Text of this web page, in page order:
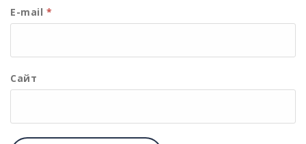
E-mail *
Сайт